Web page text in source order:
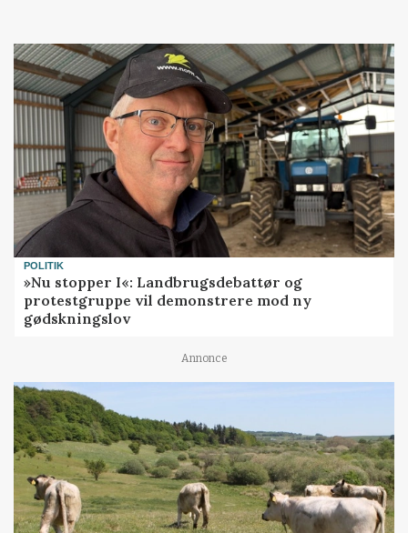
POLITIK
»Nu stopper I«: Landbrugsdebattør og
protestgruppe vil demonstrere mod ny
gødskningslov
Annonce